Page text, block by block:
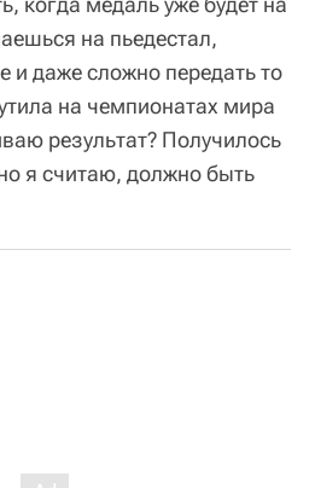
на пьедестал,
и даже сложно передать то
на чемпионатах мира
результат? Получилось
я считаю, должно быть